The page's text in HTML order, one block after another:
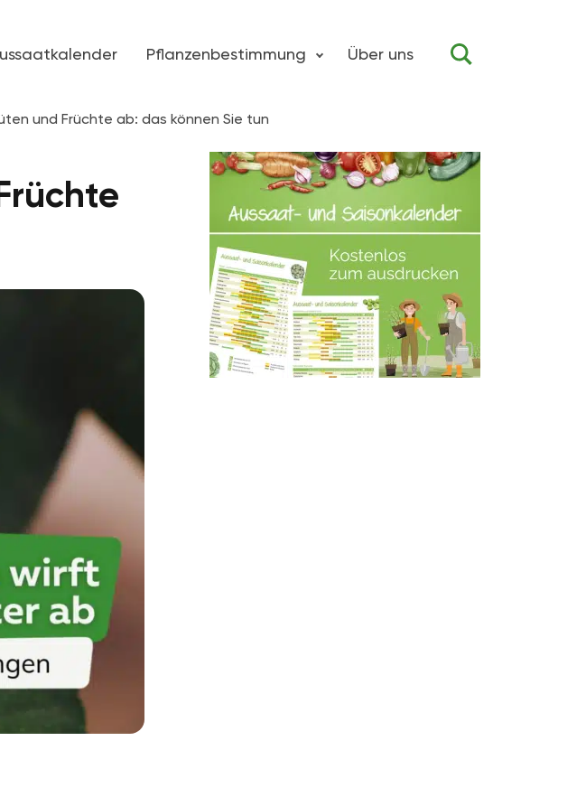
Pflanzenbestimmung Über uns
und Früchte ab: das können Sie tun